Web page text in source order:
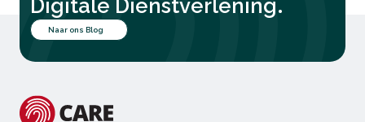
Digitale Dienstverlening
Naar ons Blog